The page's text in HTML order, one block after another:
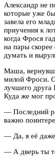
Александр не
которые уже
завела его
приучения к
когда Фрося
на пары скорее
думать и
Маша,
милой Фроси.
лучшего друга
Куда же мог
— Последний
важно
— Да, я её
— А дверь ты